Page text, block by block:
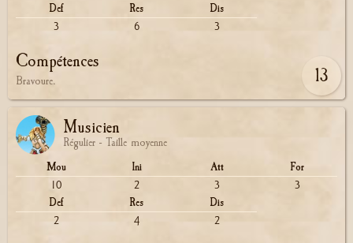
Def
3
Res
6
Dis
3
Compétences
Bravoure. 13
Musicien
Régulier - Taille moyenne
Mou
10
Ini
2
Att
3
For
3
Def
2
Res
4
Dis
2